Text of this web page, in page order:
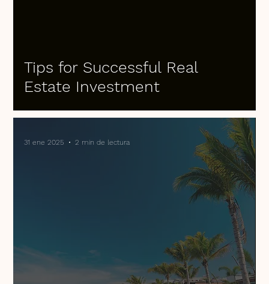
Tips for Successful Real
Estate Investment
31 ene 2025 2 min de lectura